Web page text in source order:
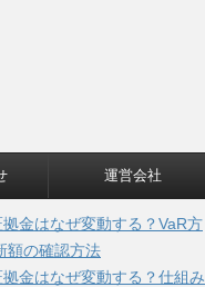
運営会社
金はなぜ変動する？VaR方
額の確認方法
金はなぜ変動する？仕組み